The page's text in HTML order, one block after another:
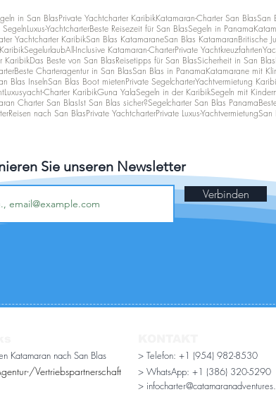
in San BlasPrivate Yachtcharter KaribikKatamaran-Charter San BlasSan
Luxus-YachtcharterBeste Reisezeit für San BlasSegeln in Panama
Yachtcharter KaribikSan Blas KatamaraneSan Blas KatamaranBritische
SegelurlaubAll-Inclusive Katamaran-CharterPrivate Yachtkreuzfahrten
KaribikDas Beste von San BlasReisetipps für San BlasSicherheit in San Blas
Beste Charteragentur in San BlasSan Blas in PanamaKatamarane mit
Blas InselnSan Blas Boot mietenPrivate SegelcharterYachtvermietung
Luxusyacht-Charter KaribikGuna YalaSegeln in der KaribikSegeln mit Kindern
Charter San BlasIst San Blas sicher?Segelcharter San Blas Panama
Reisen nach San BlasPrivate YachtcharterPrivate Luxus-YachtvermietungSan
Sie unseren Newsletter
Verbinden
Katamaran nach San Blas
Vertriebspartnerschaft
> Telefon: +1 (954) 982-8530
> WhatsApp: +1 (386) 320-5290
>